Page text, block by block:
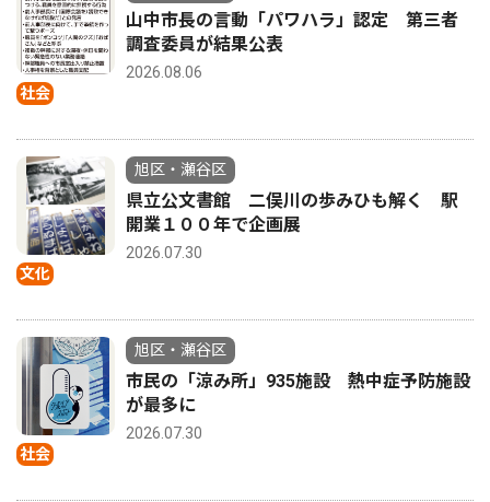
社会
山中市長の言動「パワハラ」認定 第三者
調査委員が結果公表
2026.08.06
文化
旭区・瀬谷区
県立公文書館 二俣川の歩みひも解く 駅
開業１００年で企画展
2026.07.30
社会
旭区・瀬谷区
市民の「涼み所」935施設 熱中症予防施設
が最多に
2026.07.30